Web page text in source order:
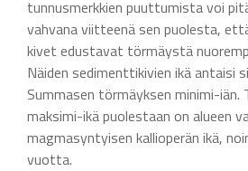
tunnusmerkkien puuttumista voi
vahvana viitteenä sen puolesta,
kivet edustavat törmäystä
Näiden sedimenttikivien ikä antaisi
Summasen törmäyksen minimi-iän.
maksimi-ikä puolestaan on alueen
magmasyntyisen kallioperän ikä,
vuotta.